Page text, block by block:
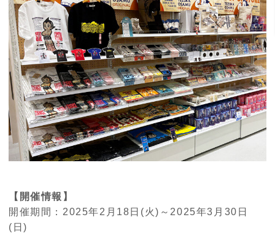
【 開催情報】
開催期間：2025年2 月18日 (火) ～2025年3月 30 日
( 日)